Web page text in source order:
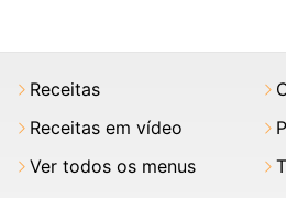
Receitas
Receitas em vídeo
Ver todos os menus